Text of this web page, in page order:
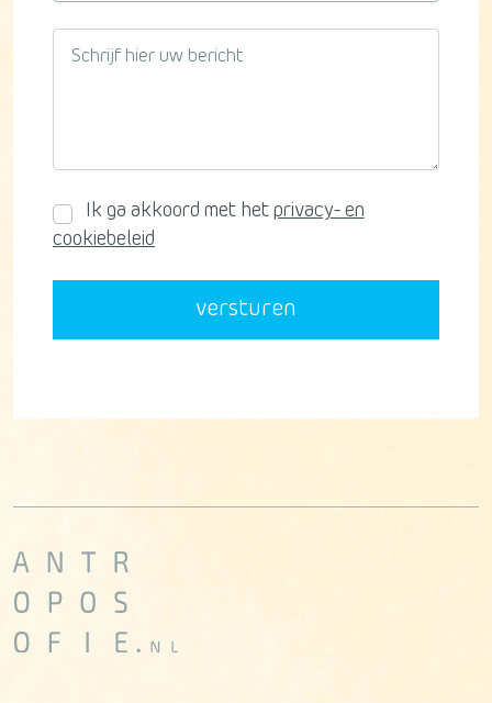
Ik ga akkoord met het privacy- en
cookiebeleid
versturen